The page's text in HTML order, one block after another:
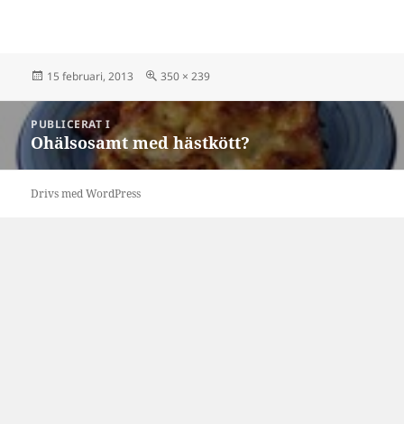
Postat
15 februari, 2013
Full
350 × 239
Inläggsnavigering
PUBLICERAT I
Ohälsosamt med hästkött?
Drivs med WordPress